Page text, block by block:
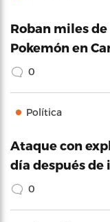
Roban miles
Pokemón en
0
Política
Ataque con
día después de
0